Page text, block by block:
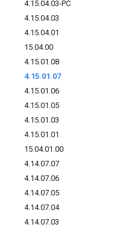
4.15.04.03-РС
4.15.04.03
4.15.04.01
15.04.00
4.15.01 .08
4.15.01.07
4.15.01 .06
4.15.01 .05
4.15.01 .03
4.15.01 .01
15.04.01 .00
4.14.07.07
4.14.07.06
4.14.07.05
4.14.07.04
4.14.07.03